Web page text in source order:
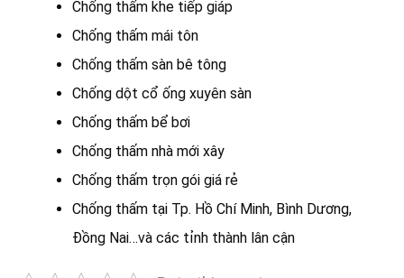
Chống thấm khe tiếp giáp
Chống thấm mái tôn
Chống thấm sàn bê tông
Chống dột cổ ống xuyên sàn
Chống thấm bể bơi
Chống thấm nhà mới xây
Chống thấm trọn gói giá rẻ
Chống thấm tại Tp. Hồ Chí Minh, Bình Dương,
Đồng Nai…và các tỉnh thành lân cận